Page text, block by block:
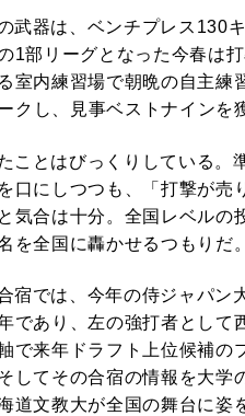
武器は、ベンチプレス130
1部リーグとなった今春は
室内練習場で朝晩の自主練
クし、見事ベストナインを
ことはびっくりしている
口にしつつも、「打撃が売
気合は十分。全国レベル
を全国に轟かせるつもりだ。
宿では、今年の侍ジャパン
であり、左の強打者として
で来年ドラフト上位候補の
してその合宿の情報を大学
道文教大が全国の舞台に姿